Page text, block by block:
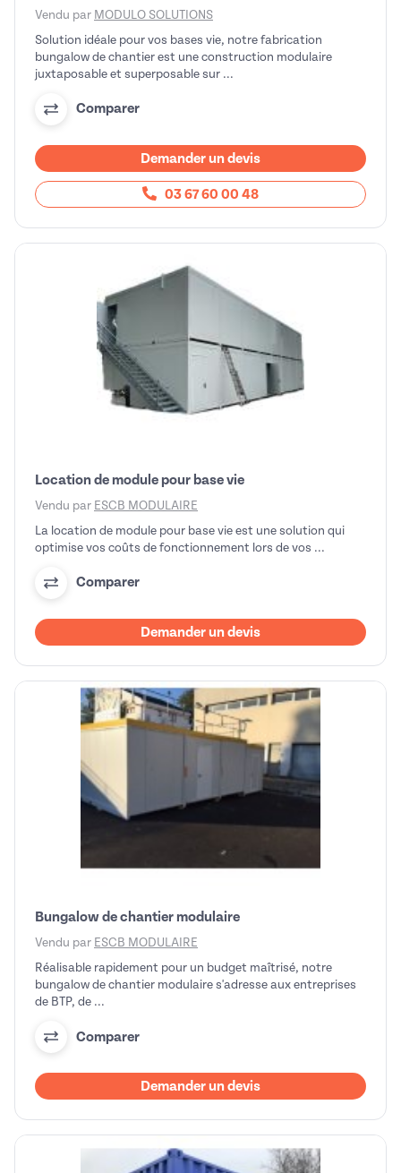
Vendu par MODULO SOLUTIONS
Solution idéale pour vos bases vie, notre fabrication
bungalow de chantier est une construction modulaire
juxtaposable et superposable sur ...
Comparer
Demander un devis
03 67 60 00 48
Location de module pour base vie
Vendu par ESCB MODULAIRE
La location de module pour base vie est une solution qui
optimise vos coûts de fonctionnement lors de vos ...
Comparer
Demander un devis
Bungalow de chantier modulaire
Vendu par ESCB MODULAIRE
Réalisable rapidement pour un budget maîtrisé, notre
bungalow de chantier modulaire s'adresse aux entreprises
de BTP, de ...
Comparer
Demander un devis